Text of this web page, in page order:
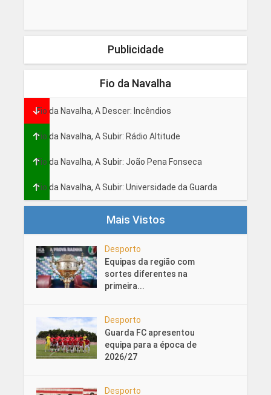
Publicidade
Fio da Navalha
Fio da Navalha, A Descer: Incêndios
Fio da Navalha, A Subir: Rádio Altitude
Fio da Navalha, A Subir: João Pena Fonseca
Fio da Navalha, A Subir: Universidade da Guarda
Mais Vistos
Desporto
Equipas da região com
sortes diferentes na
primeira...
Desporto
Guarda FC apresentou
equipa para a época de
2026/27
Desporto